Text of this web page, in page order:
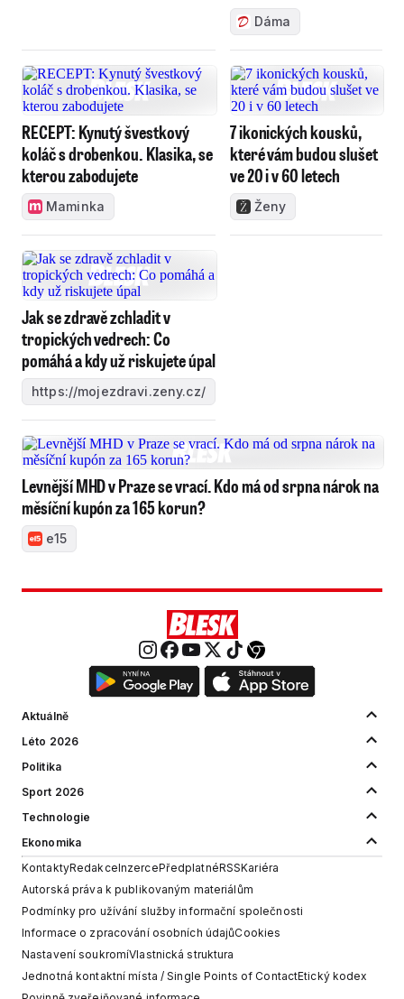
Dáma
RECEPT: Kynutý švestkový
koláč s drobenkou. Klasika, se
kterou zabodujete
Maminka
7 ikonických kousků,
které vám budou slušet
ve 20 i v 60 letech
Ženy
Jak se zdravě zchladit v
tropických vedrech: Co
pomáhá a kdy už riskujete úpal
https://mojezdravi.zeny.cz/
Levnější MHD v Praze se vrací. Kdo má od srpna nárok na
měsíční kupón za 165 korun?
e15
Aktuálně
Léto 2026
Politika
Sport 2026
Technologie
Ekonomika
KontaktyRedakceInzercePředplatnéRSSKariéra
Autorská práva k publikovaným materiálům
Podmínky pro užívání služby informační společnosti
Informace o zpracování osobních údajůCookies
Nastavení soukromíVlastnická struktura
Jednotná kontaktní místa / Single Points of ContactEtický kodex